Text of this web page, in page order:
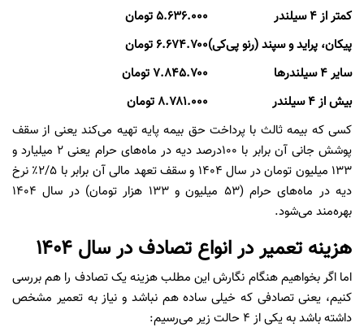
کمتر از ۴ سیلندر
۵.۶۳۶.۰۰۰ تومان
پیکان، پراید و سپند (رنو پی‌کی)۶.۶۷۴.۷۰۰ تومان
سایر ۴ سیلندرها
۷.۸۴۵.۷۰۰ تومان
بیش از ۴ سیلندر
۸.۷۸۱.۰۰۰ تومان
کسی که بیمه ثالث با پرداخت حق بیمه پایه تهیه می‌کند یعنی از سقف
پوشش جانی آن برابر با ۱۰۰درصد دیه در ماه‌های حرام یعنی ۲ میلیارد و
۱۳۳ میلیون تومان در سال ۱۴۰۴ و سقف تعهد مالی آن برابر با ۲/۵٪ نرخ
دیه در ماه‌های حرام (۵۳ میلیون و ۱۳۳ هزار تومان) در سال ۱۴۰۴
بهره‌مند می‌شود.
هزینه تعمیر در انواع تصادف در سال ۱۴۰۴
اما اگر بخواهیم هنگام نگارش این مطلب هزینه یک تصادف را هم بررسی
کنیم،‌ یعنی تصادفی که خیلی ساده هم نباشد و نیاز به تعمیر مشخص
داشته باشد به یکی از ۴ حالت زیر می‌رسیم: